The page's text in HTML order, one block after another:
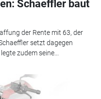
Schaeffler baut
der Rente mit 63, der
setzt dagegen
zudem seine...